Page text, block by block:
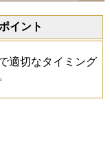
イント
適切なタイミング